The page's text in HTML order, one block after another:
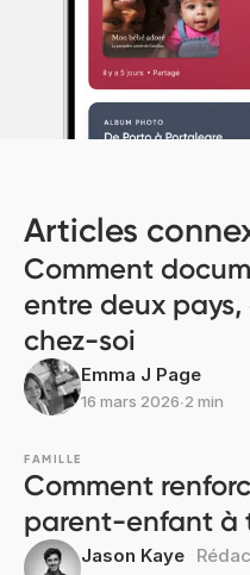
Articles
Comment
entre deux
chez-soi
Emma J Page
16 mars 2026∙2 min
FAMILLE
Comment
parent-enfant à
Jason Kaye